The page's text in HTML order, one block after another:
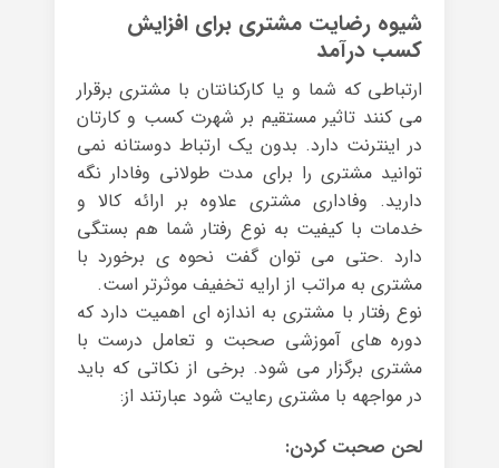
شیوه رضایت مشتری برای افزایش
کسب درآمد
ارتباطی که شما و یا کارکنانتان با مشتری برقرار
می کنند تاثیر مستقیم بر شهرت کسب و کارتان
در اینترنت دارد. بدون یک ارتباط دوستانه نمی
توانید مشتری را برای مدت طولانی وفادار نگه
دارید. وفاداری مشتری علاوه بر ارائه کالا و
خدمات با کیفیت به نوع رفتار شما هم بستگی
دارد .حتی می توان گفت نحوه ی برخورد با
مشتری به مراتب از ارایه تخفیف موثرتر است.
نوع رفتار با مشتری به اندازه ای اهمیت دارد که
دوره های آموزشی صحبت و تعامل درست با
مشتری برگزار می شود. برخی از نکاتی که باید
در مواجهه با مشتری رعایت شود عبارتند از:
لحن صحبت کردن: